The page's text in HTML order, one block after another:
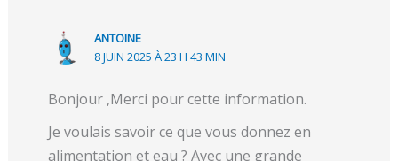
ANTOINE
8 JUIN 2025 À 23 H 43 MIN
Bonjour ,Merci pour cette information.
Je voulais savoir ce que vous donnez en
alimentation et eau ? Avec une grande